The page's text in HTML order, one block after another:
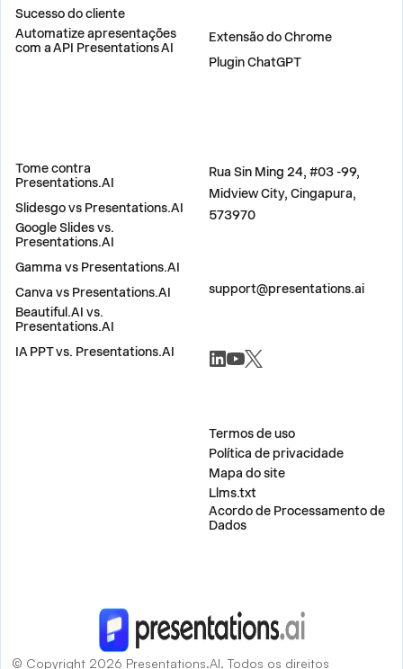
Sucesso do cliente
Automatize apresentações
com a API Presentations AI
Extensão do Chrome
Plugin ChatGPT
Tome contra
Presentations.AI
Slidesgo vs Presentations.AI
Google Slides vs.
Presentations.AI
Gamma vs Presentations.AI
Canva vs Presentations.AI
Beautiful.AI vs.
Presentations.AI
IA PPT vs. Presentations.AI
Rua Sin Ming 24, #03 -99,
Midview City, Cingapura,
573970
support@presentations.ai
Termos de uso
Política de privacidade
Mapa do site
Llms.txt
Acordo de Processamento de
Dados
© Copyright 2026 Presentations.AI. Todos os direitos